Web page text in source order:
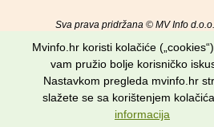
Sva prava pridržana © MV Info
O nama• Pomoć•Uvjeti
Potraži nas na:
Mvinfo.hr koristi kolačiće
vam pružio bolje korisničko
Nastavkom pregleda mvinfo.hr
slažete se sa korištenjem kolačića.
informacija